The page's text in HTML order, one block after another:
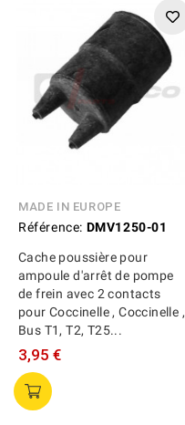
MADE IN EUROPE
Référence: DMV1250-01
Cache poussière pour
ampoule d'arrêt de pompe
de frein avec 2 contacts
pour Coccinelle , Coccinelle ,
Bus T1, T2, T25...
3,95 €